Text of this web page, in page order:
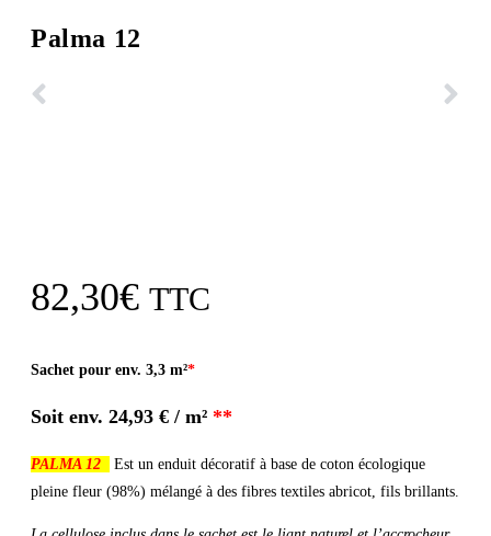
Palma 12
82,30€ TTC
Sachet pour env. 3,3 m²*
Soit env. 24,93 € / m² **
PALMA 12
Est un enduit décoratif à base de coton écologique
pleine fleur (98%) mélangé à des fibres textiles abricot, fils brillants.